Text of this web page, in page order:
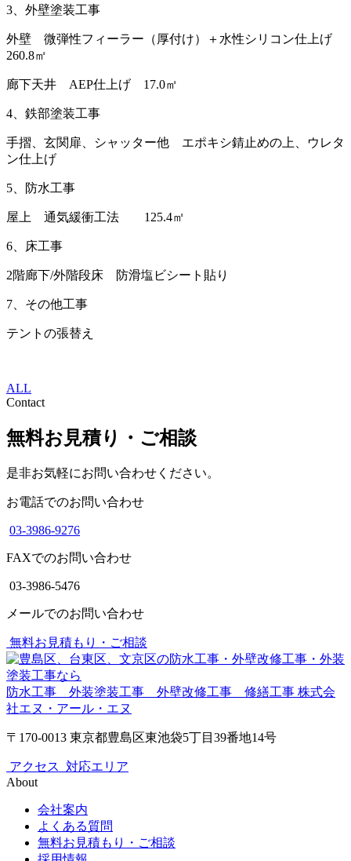
3、外壁塗装工事
外壁 微弾性フィーラー（厚付け）＋水性シリコン仕上げ
260.8㎡
廊下天井 AEP仕上げ 17.0㎡
4、鉄部塗装工事
手摺、玄関扉、シャッター他 エポキシ錆止めの上、ウレタ
ン仕上げ
5、防水工事
屋上 通気緩衝工法 125.4㎡
6、床工事
2階廊下/外階段床 防滑塩ビシート貼り
7、その他工事
テントの張替え
ALL
Contact
無料お見積り・ご相談
是非お気軽にお問い合わせください。
お電話でのお問い合わせ
03-3986-9276
FAXでのお問い合わせ
03-3986-5476
メールでのお問い合わせ
無料お見積もり・ご相談
防水工事 外装塗装工事 外壁改修工事 修繕工事 株式会
社エヌ・アール・エヌ
〒170-0013 東京都豊島区東池袋5丁目39番地14号
アクセス 対応エリア
About
会社案内
よくある質問
無料お見積もり・ご相談